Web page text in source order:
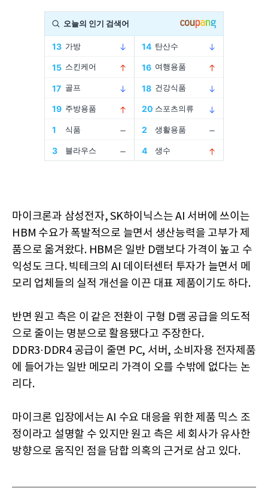
마이크론과 삼성전자, SK하이닉스는 AI 서버에 쓰이는
HBM 수요가 폭발적으로 늘면서 생산능력을 고부가 제
품으로 옮겨왔다. HBM은 일반 D램보다 가격이 높고 수
익성도 크다. 빅테크의 AI 데이터센터 투자가 늘면서 메
모리 업체들의 실적 개선을 이끈 대표 제품이기도 하다.
반면 원고 측은 이 같은 전환이 구형 D램 공급을 의도적
으로 줄이는 명분으로 활용됐다고 주장한다.
DDR3·DDR4 공급이 줄면 PC, 서버, 소비자용 전자제품
에 들어가는 일반 메모리 가격이 오를 수밖에 없다는 논
리다.
마이크론 입장에서는 AI 수요 대응을 위한 제품 믹스 조
정이라고 설명할 수 있지만 원고 측은 세 회사가 유사한
방향으로 움직인 점을 담합 의혹의 근거로 삼고 있다.